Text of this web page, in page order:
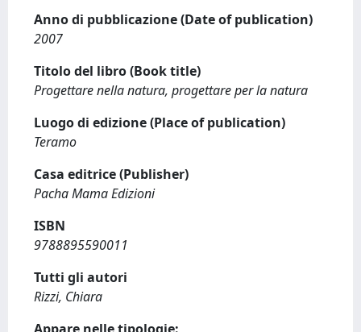
Anno di pubblicazione (Date of publication)
2007
Titolo del libro (Book title)
Progettare nella natura, progettare per la natura
Luogo di edizione (Place of publication)
Teramo
Casa editrice (Publisher)
Pacha Mama Edizioni
ISBN
9788895590011
Tutti gli autori
Rizzi, Chiara